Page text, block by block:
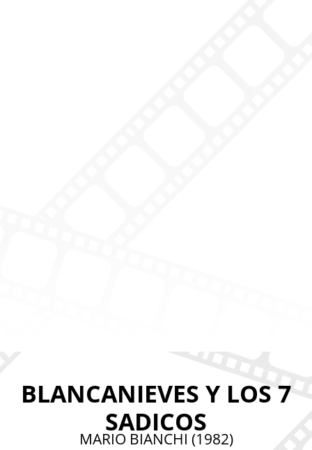
BLANCANIEVES Y LOS 7
SADICOS
MARIO BIANCHI (1982)